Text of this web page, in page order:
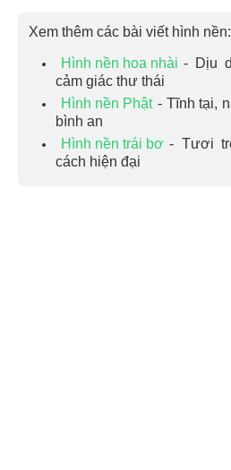
Xem thêm các bài viết hình nền:
Hình nền hoa nhài - Dịu
cảm giác thư thái
Hình nền Phật - Tĩnh tại,
bình an
Hình nền trái bơ - Tươi
cách hiện đại